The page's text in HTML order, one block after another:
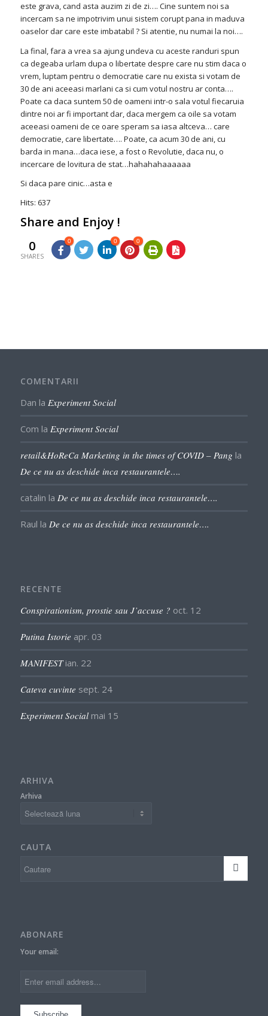
este grava, cand asta auzim zi de zi…. Cine suntem noi sa
incercam sa ne impotrivim unui sistem corupt pana in maduva
oaselor dar care este imbatabil ? Si atentie, nu numai la noi….
La final, fara a vrea sa ajung undeva cu aceste randuri spun
ca degeaba urlam dupa o libertate despre care nu stim daca o
vrem, luptam pentru o democratie care nu exista si votam de
30 de ani aceeasi marlani ca si cum votul nostru ar conta….
Poate ca daca suntem 50 de oameni intr-o sala votul fiecaruia
dintre noi ar fi important dar, daca mergem ca oile sa votam
aceeasi oameni de ce oare speram sa iasa altceva… care
democratie, care libertate…. Poate, ca acum 30 de ani, cu
barda in mana…daca iese, a fost o Revolutie, daca nu, o
incercare de lovitura de stat…hahahahaaaaaa
Si daca pare cinic…asta e
Hits: 637
Share and Enjoy !
0
SHARES
0 0 0
COMENTARII
Dan la Experiment Social
Com la Experiment Social
retail&HoReCa Marketing in the times of COVID – Pang la
De ce nu as deschide inca restaurantele….
catalin la De ce nu as deschide inca restaurantele….
Raul la De ce nu as deschide inca restaurantele….
RECENTE
Conspirationism, prostie sau J’accuse ? oct. 12
Putina Istorie apr. 03
MANIFEST ian. 22
Cateva cuvinte sept. 24
Experiment Social mai 15
ARHIVA
Arhiva
CAUTA
ABONARE
Your email: